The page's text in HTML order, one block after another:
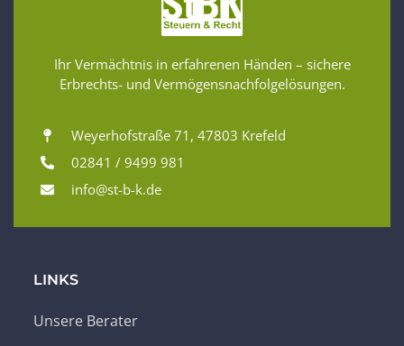
Ihr Vermächtnis in erfahrenen Händen – sichere
Erbrechts- und Vermögensnachfolgelösungen.
Weyerhofstraße 71, 47803 Krefeld
02841 / 9499 981
info@st-b-k.de
LINKS
Unsere Berater